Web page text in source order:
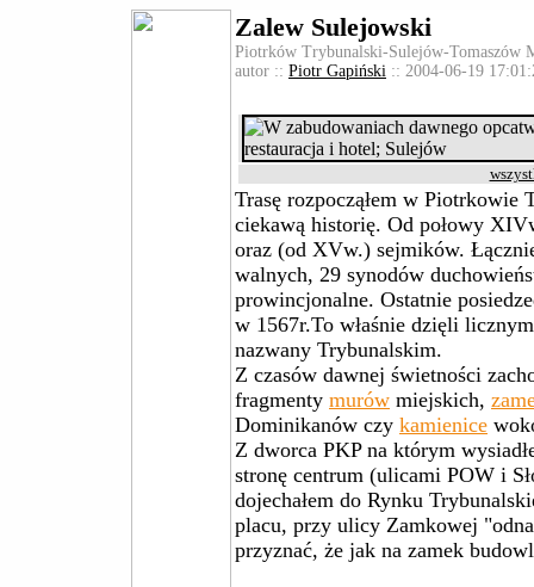
Zalew Sulejowski
Piotrków Trybunalski-Sulejów-Tomaszów
autor :: Piotr Gapiński :: 2004-06-19
Trasę rozpocząłem w
ciekawą historię. Od połowy
oraz (od XVw.) sejmików.
walnych, 29 synodów
prowincjonalne. Ostatnie
w 1567r.To właśnie dzięli
nazwany Trybunalskim.
Z czasów dawnej świetności
fragmenty murów miejskich,
Dominikanów czy kamienice
Z dworca PKP na którym
stronę centrum (ulicami POW i
dojechałem do Rynku
placu, przy ulicy Zamkowej
przyznać, że jak na zamek